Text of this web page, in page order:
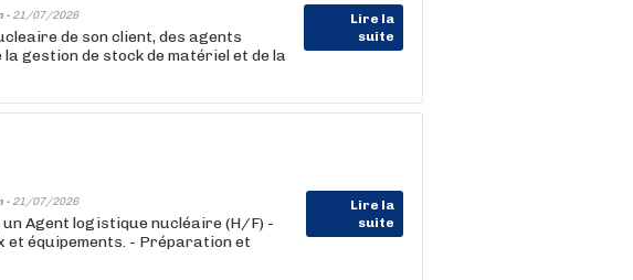
- 21/07/2026
Lire la
suite
de son client, des agents
gestion de stock de matériel et de la
- 21/07/2026
Lire la
suite
Agent logistique nucléaire (H/F) -
et équipements. - Préparation et